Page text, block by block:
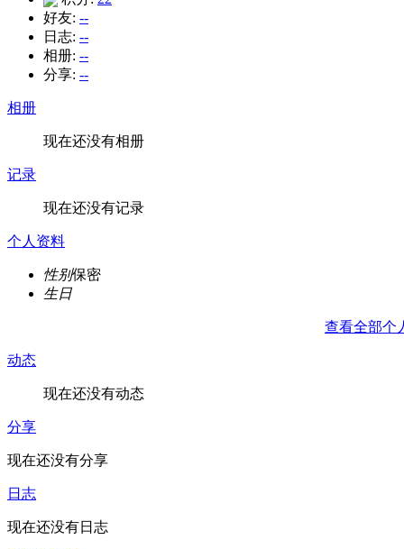
好友: --
日志: --
相册: --
分享: --
相册
现在还没有相册
记录
现在还没有记录
个人资料
性别保密
生日
查看全部个
动态
现在还没有动态
分享
现在还没有分享
日志
现在还没有日志